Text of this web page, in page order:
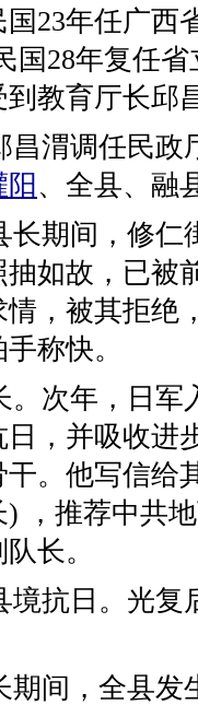
23年任广西
国28年复任省
教育厅长邱
昌渭调任民
阳 、全县、融
长期间，修
如故，已被
，被其拒绝
称快。
。次年，日军
，并吸收进
。他写信给
，推荐中共
长。
境抗日。光复
期间，全县